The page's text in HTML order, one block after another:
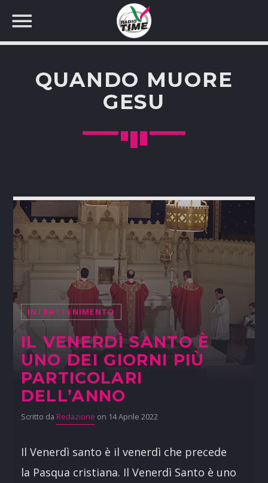
CERCA NEL SITO WEB:
QUANDO MUORE
GESU
INTRATTENIMENTO
IL VENERDÌ SANTO È
UNO DEI GIORNI PIÙ
PARTICOLARI
DELL’ANNO
Scritto da Redazione on 14 Aprile 2022
Il Venerdì santo è il venerdì che precede
la Pasqua cristiana. Il Venerdì Santo è uno